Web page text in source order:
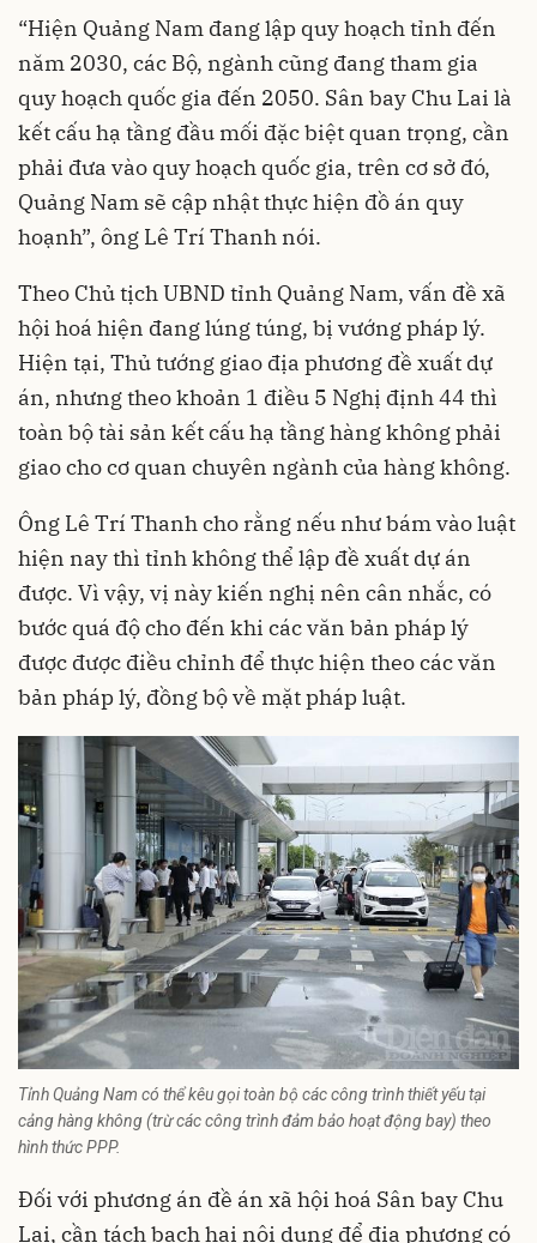
“Hiện Quảng Nam đang lập quy hoạch tỉnh đến
năm 2030, các Bộ, ngành cũng đang tham gia
quy hoạch quốc gia đến 2050. Sân bay Chu Lai là
kết cấu hạ tầng đầu mối đặc biệt quan trọng, cần
phải đưa vào quy hoạch quốc gia, trên cơ sở đó,
Quảng Nam sẽ cập nhật thực hiện đồ án quy
hoạnh”, ông Lê Trí Thanh nói.
Theo Chủ tịch UBND tỉnh Quảng Nam, vấn đề xã
hội hoá hiện đang lúng túng, bị vướng pháp lý.
Hiện tại, Thủ tướng giao địa phương đề xuất dự
án, nhưng theo khoản 1 điều 5 Nghị định 44 thì
toàn bộ tài sản kết cấu hạ tầng hàng không phải
giao cho cơ quan chuyên ngành của hàng không.
Ông Lê Trí Thanh cho rằng nếu như bám vào luật
hiện nay thì tỉnh không thể lập đề xuất dự án
được. Vì vậy, vị này kiến nghị nên cân nhắc, có
bước quá độ cho đến khi các văn bản pháp lý
được được điều chỉnh để thực hiện theo các văn
bản pháp lý, đồng bộ về mặt pháp luật.
Tỉnh Quảng Nam có thể kêu gọi toàn bộ các công trình thiết yếu tại
cảng hàng không (trừ các công trình đảm bảo hoạt động bay) theo
hình thức PPP.
Đối với phương án đề án xã hội hoá Sân bay Chu
Lai, cần tách bạch hai nội dung để địa phương có